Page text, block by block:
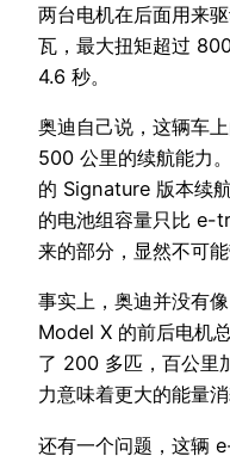
两台电机在后面用来
瓦，最大扭矩超过
4.6 秒。
奥迪自己说，这辆车
500 公里的续航能力
的 Signature 版本续
的电池组容量只比 e-
来的部分，显然不可
事实上，奥迪并没有
Model X 的前后电机
了 200 多匹，百公里
力意味着更大的能量消
还有一个问题，这辆